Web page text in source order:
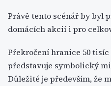
Právě tento scénář by byl
domácích akcií i pro
Překročení hranice 50
představuje symbolický
Důležité je především, že